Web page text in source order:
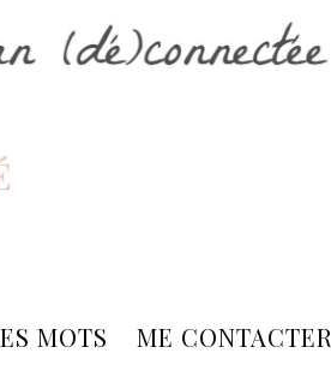
MOTS ME CONTACTER